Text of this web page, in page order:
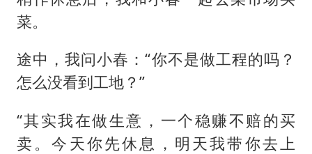
菜。
途中，我问小春：“你不是做工程的吗？
怎么没看到工地？”
“其实我在做生意，一个稳赚不赔的买
卖。今天你先休息，明天我带你去上